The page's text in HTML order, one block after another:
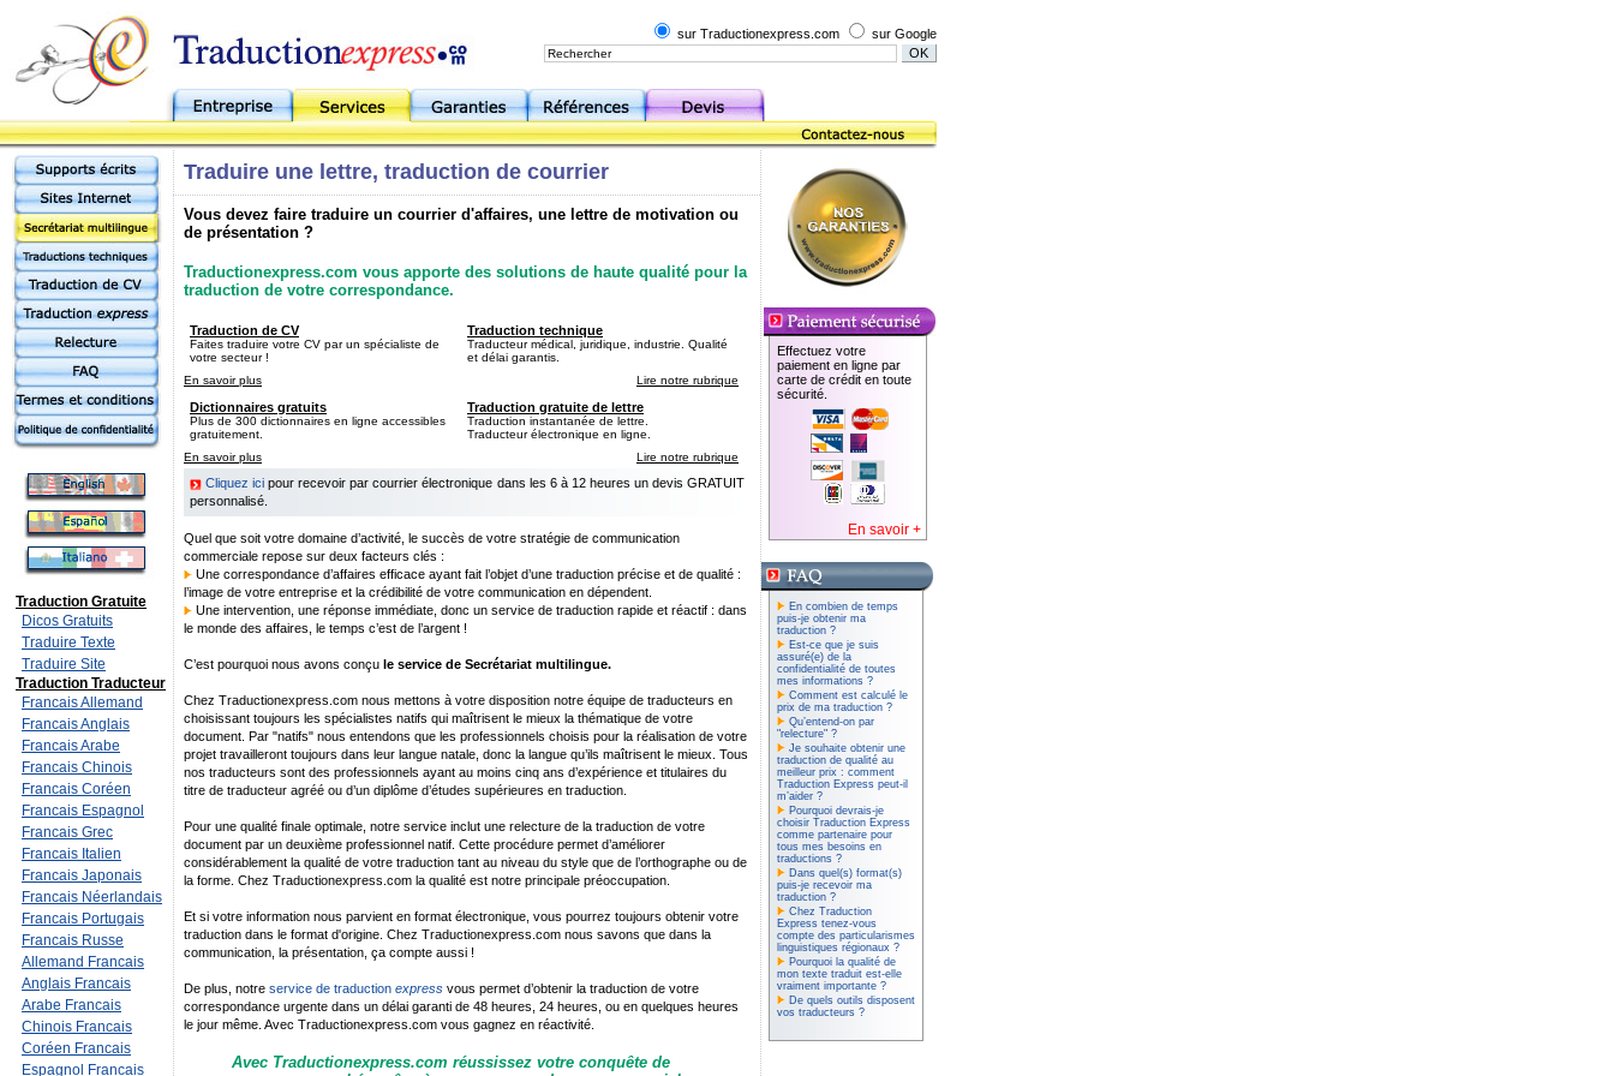
sur Traductionexpress.com sur Google
Traduction Gratuite
Dicos Gratuits
Traduire Texte
Traduire Site
Traduction Traducteur
Francais Allemand
Francais Anglais
Francais Arabe
Francais Chinois
Francais Coréen
Francais Espagnol
Francais Grec
Francais Italien
Francais Japonais
Francais Néerlandais
Francais Portugais
Francais Russe
Allemand Francais
Anglais Francais
Arabe Francais
Chinois Francais
Coréen Francais
Espagnol Francais
Traduire une lettre, traduction de courrier
Effectuez votre
paiement en ligne par
carte de crédit en toute
sécurité.
En savoir +
En combien de temps
puis-je obtenir ma
traduction ?
Est-ce que je suis
assuré(e) de la
confidentialité de toutes
mes informations ?
Comment est calculé le
prix de ma traduction ?
Qu’entend-on par
"relecture" ?
Je souhaite obtenir une
traduction de qualité au
meilleur prix : comment
Traduction Express peut-il
m’aider ?
Pourquoi devrais-je
choisir Traduction Express
comme partenaire pour
tous mes besoins en
traductions ?
Dans quel(s) format(s)
puis-je recevoir ma
traduction ?
Chez Traduction
Express tenez-vous
compte des particularismes
linguistiques régionaux ?
Pourquoi la qualité de
mon texte traduit est-elle
vraiment importante ?
De quels outils disposent
vos traducteurs ?
Vous devez faire traduire un courrier d'affaires, une lettre de motivation ou
de présentation ?
Traductionexpress.com vous apporte des solutions de haute qualité pour la
traduction de votre correspondance.
Traduction de CV
Faites traduire votre CV par un spécialiste de
votre secteur !
Traduction technique
Traducteur médical, juridique, industrie. Qualité
et délai garantis.
En savoir plus
Lire notre rubrique
Dictionnaires gratuits
Plus de 300 dictionnaires en ligne accessibles
gratuitement.
Traduction gratuite de lettre
Traduction instantanée de lettre.
Traducteur électronique en ligne.
En savoir plus
Lire notre rubrique
Cliquez ici pour recevoir par courrier électronique dans les 6 à 12 heures un devis GRATUIT
personnalisé.
Quel que soit votre domaine d’activité, le succès de votre stratégie de communication
commerciale repose sur deux facteurs clés :
Une correspondance d’affaires efficace ayant fait l’objet d’une traduction précise et de qualité :
l’image de votre entreprise et la crédibilité de votre communication en dépendent.
Une intervention, une réponse immédiate, donc un service de traduction rapide et réactif : dans
le monde des affaires, le temps c’est de l’argent !
C’est pourquoi nous avons conçu le service de Secrétariat multilingue.
Chez Traductionexpress.com nous mettons à votre disposition notre équipe de traducteurs en
choisissant toujours les spécialistes natifs qui maîtrisent le mieux la thématique de votre
document. Par "natifs" nous entendons que les professionnels choisis pour la réalisation de votre
projet travailleront toujours dans leur langue natale, donc la langue qu’ils maîtrisent le mieux. Tous
nos traducteurs sont des professionnels ayant au moins cinq ans d’expérience et titulaires du
titre de traducteur agréé ou d’un diplôme d’études supérieures en traduction.
Pour une qualité finale optimale, notre service inclut une relecture de la traduction de votre
document par un deuxième professionnel natif. Cette procédure permet d’améliorer
considérablement la qualité de votre traduction tant au niveau du style que de l’orthographe ou de
la forme. Chez Traductionexpress.com la qualité est notre principale préoccupation.
Et si votre information nous parvient en format électronique, vous pourrez toujours obtenir votre
traduction dans le format d'origine. Chez Traductionexpress.com nous savons que dans la
communication, la présentation, ça compte aussi !
De plus, notre service de traduction express vous permet d’obtenir la traduction de votre
correspondance urgente dans un délai garanti de 48 heures, 24 heures, ou en quelques heures
le jour même. Avec Traductionexpress.com vous gagnez en réactivité.
Avec Traductionexpress.com réussissez votre conquête de